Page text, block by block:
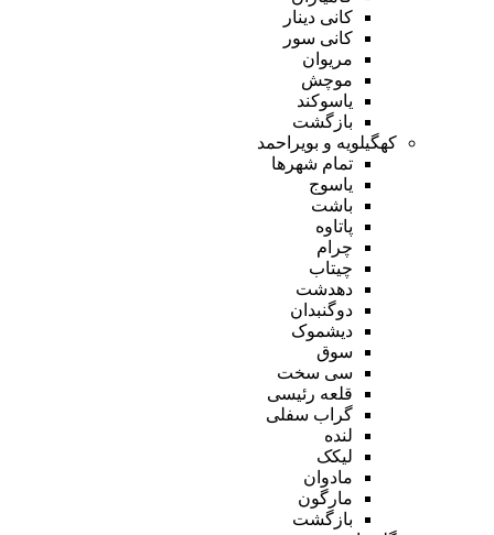
کانی دینار
کانی سور
مریوان
موچش
یاسوکند
بازگشت
کهگیلویه و بویراحمد
تمام شهر‌ها
یاسوج
باشت
پاتاوه
چرام
چیتاب
دهدشت
دوگنبدان
دیشموک
سوق
سی سخت
قلعه رئیسی
گراب سفلی
لنده
لیکک
مادوان
مارگون
بازگشت